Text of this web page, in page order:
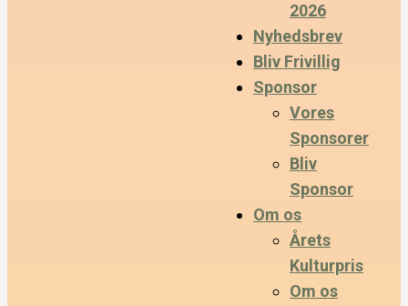
2026
Nyhedsbrev
Bliv Frivillig
Sponsor
Vores
Sponsorer
Bliv
Sponsor
Om os
Årets
Kulturpris
Om os